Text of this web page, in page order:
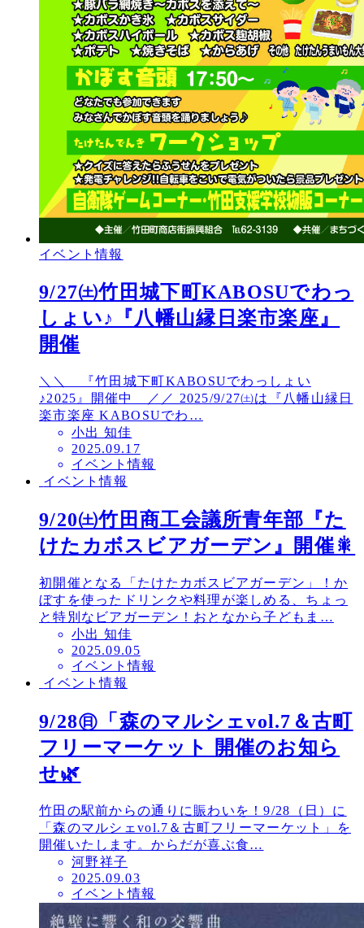
イベント情報
9/27㈯竹田城下町KABOSUでわっ
しょい♪『八幡山縁日楽市楽座』
開催
＼＼ 『竹田城下町KABOSUでわっしょい
♪2025』開催中 ／／ 2025/9/27㈯は『八幡山縁日
楽市楽座 KABOSUでわ…
小出 知佳
投
稿
日
2025.09.17
イベント情報
イベント情報
9/20㈯竹田商工会議所青年部『た
けたカボスビアガーデン』開催🎇
初開催となる「たけたカボスビアガーデン」！か
ぼすを使ったドリンクや料理が楽しめる、ちょっ
と特別なビアガーデン！おとなから子どもま…
小出 知佳
投
稿
日
2025.09.05
イベント情報
イベント情報
9/28㊐「森のマルシェvol.7＆古町
フリーマーケット 開催のお知ら
せ🌿
竹田の駅前からの通りに賑わいを！9/28（日）に
「森のマルシェvol.7＆古町フリーマーケット」を
開催いたします。からだが喜ぶ食…
河野祥子
投
稿
日
2025.09.03
イベント情報